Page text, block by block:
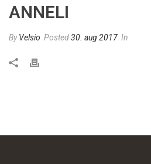
ANNELI
ByVelsio Posted30. aug 2017 In